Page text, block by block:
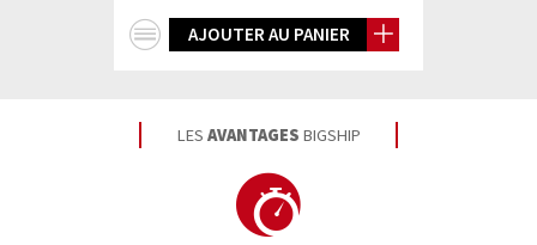
AJOUTER AU PANIER
LES AVANTAGES BIGSHIP